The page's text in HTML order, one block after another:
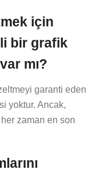
için
bir grafik
mı?
garanti eden
yoktur. Ancak,
zaman en son